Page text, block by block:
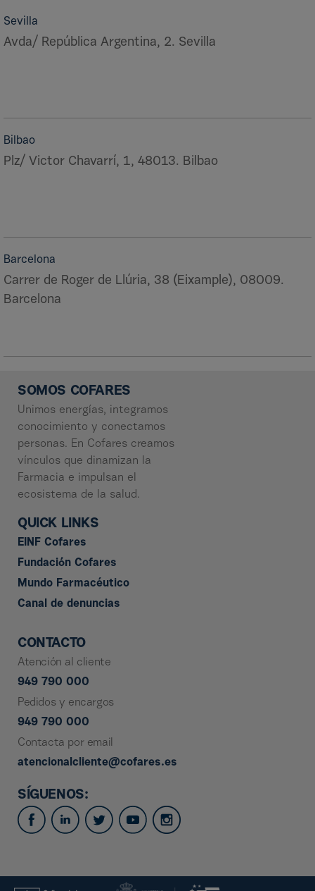
Sevilla
Avda/ República Argentina, 2. Sevilla
Bilbao
Plz/ Victor Chavarrí, 1, 48013. Bilbao
Barcelona
Carrer de Roger de Llúria, 38 (Eixample), 08009.
Barcelona
SOMOS COFARES
Unimos energías, integramos
conocimiento y conectamos
personas. En Cofares creamos
vínculos que dinamizan la
Farmacia e impulsan el
ecosistema de la salud.
QUICK LINKS
EINF Cofares
Fundación Cofares
Mundo Farmacéutico
Canal de denuncias
CONTACTO
Atención al cliente
949 790 000
Pedidos y encargos
949 790 000
Contacta por email
atencionalcliente@cofares.es
SÍGUENOS: